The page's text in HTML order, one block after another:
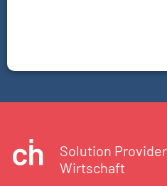
Solution
Wirtschaft